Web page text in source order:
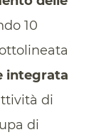
10
integrata
di
di